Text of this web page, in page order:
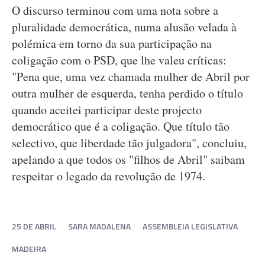
O discurso terminou com uma nota sobre a
pluralidade democrática, numa alusão velada à
polémica em torno da sua participação na
coligação com o PSD, que lhe valeu críticas:
"Pena que, uma vez chamada mulher de Abril por
outra mulher de esquerda, tenha perdido o título
quando aceitei participar deste projecto
democrático que é a coligação. Que título tão
selectivo, que liberdade tão julgadora", concluiu,
apelando a que todos os "filhos de Abril" saibam
respeitar o legado da revolução de 1974.
25 DE ABRIL SARA MADALENA
ASSEMBLEIA LEGISLATIVA
MADEIRA